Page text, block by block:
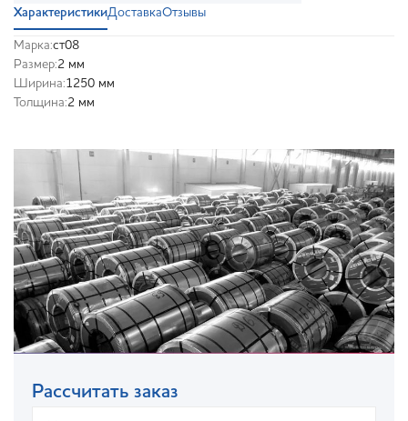
ХарактеристикиДоставкаОтзывы
Марка:ст08
Размер:2 мм
Ширина:1250 мм
Толщина:2 мм
Рассчитать заказ